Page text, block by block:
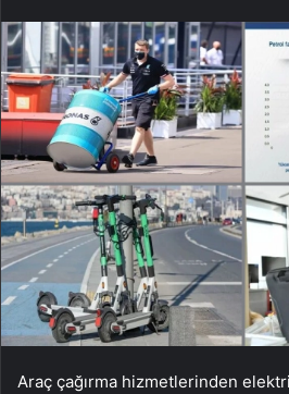
Araç çağırma hizmetlerinden